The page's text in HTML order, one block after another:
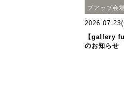
プアップ会
【gallery
のお知らせ